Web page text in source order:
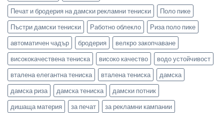
Печат и бродерия на дамски рекламни тениски
Поло пике
Пъстри дамски тениски
Работно облекло
Риза поло пике
автоматичен чадър
бродерия
велкро закопчаване
висококачествена тениска
високо качество
водо устойчивост
вталена елегантна тениска
вталена тениска
дамска
дамска риза
дамска тениска
дамски потник
дишаща материя
за печат за рекламни кампании